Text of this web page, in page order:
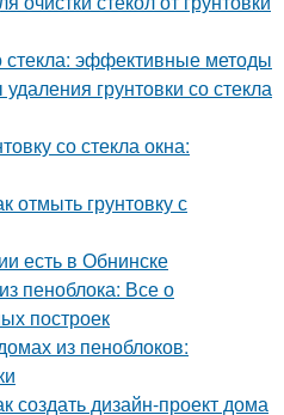
стекла: эффективные методы
грунтовки со стекла
со стекла окна:
отмыть грунтовку с
есть в Обнинске
пеноблока: Все о
построек
из пеноблоков:
создать дизайн-проект дома